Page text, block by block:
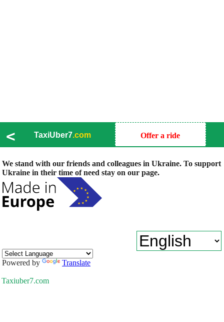
< TaxiUber7.com Offer a ride
We stand with our friends and colleagues in Ukraine. To support
Ukraine in their time of need stay on our page.
Powered by Translate
Taxiuber7.com